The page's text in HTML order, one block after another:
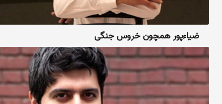
ضیاءپور همچون خروس جنگی